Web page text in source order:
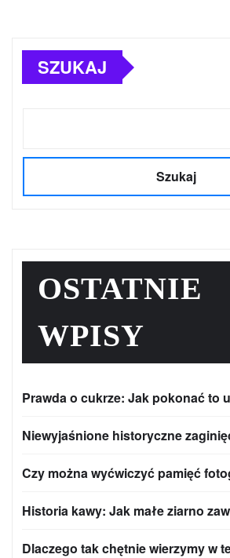
SZUKAJ
Szukaj
OSTATNIE
WPISY
Prawda o cukrze: Jak pokonać to
Niewyjaśnione historyczne
Czy można wyćwiczyć pamięć
Historia kawy: Jak małe ziarno
Dlaczego tak chętnie wierzymy w